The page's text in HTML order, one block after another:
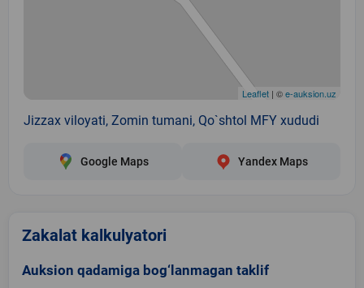
Leaflet | ©e-auksion.uz
Jizzax viloyati, Zomin tumani, Qo`shtol MFY xududi
Google Maps Yandex Maps
Zakalat kalkulyatori
Auksion qadamiga bog‘lanmagan taklif